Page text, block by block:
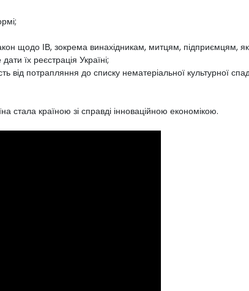
щодо ІВ, зокрема винахідникам, митцям, підприємцям,
їх реєстрація Україні;
від потрапляння до списку нематеріальної культурної
стала країною зі справді інноваційною економікою.